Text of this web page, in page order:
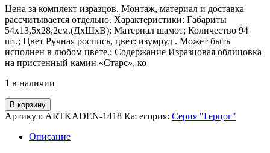
Цена за комплект изразцов. Монтаж, материал и доставка
рассчитывается отдельно. Характеристики: Габариты
54х13,5х28,2см.(ДхШхВ); Материал шамот; Количество 94
шт.; Цвет Ручная роспись, цвет: изумруд . Может быть
исполнен в любом цвете.; Содержание Изразцовая облицовка
на пристенный камин «Старс», ко
1 в наличии
Количество
товара
Пристенный
камин
В корзину
Артикул: ARTKADEN-1418 Категория: Серия "Герцог"
Описание